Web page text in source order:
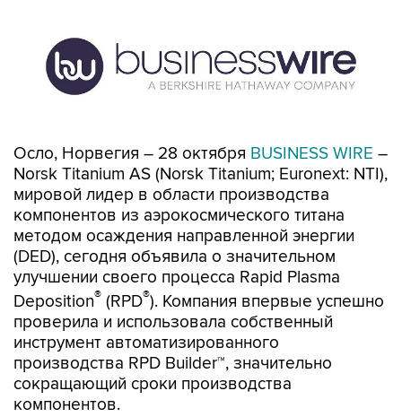
Осло, Норвегия – 28 октября BUSINESS WIRE –
Norsk Titanium AS (Norsk Titanium; Euronext: NTI),
мировой лидер в области производства
компонентов из аэрокосмического титана
методом осаждения направленной энергии
(DED), сегодня объявила о значительном
улучшении своего процесса Rapid Plasma
Deposition® (RPD®). Компания впервые успешно
проверила и использовала собственный
инструмент автоматизированного
производства RPD Builder™, значительно
сокращающий сроки производства
компонентов.